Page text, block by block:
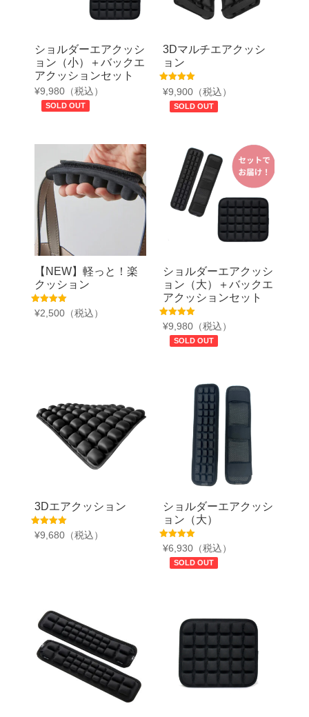
ショルダーエアクッシ
ョン（小）＋バックエ
アクッションセット
¥9,980（税込）
SOLD OUT
3Dマルチエアクッシ
ョン
5段階中
5.00
の評価
¥9,900 （税込）
SOLD OUT
【NEW】軽っと！楽
クッション
5段階中
4.75
¥2,500（税込）
ショルダーエアクッシ
ョン（大）＋バックエ
アクッションセット
5段階中
5.00
の評価
¥9,980 （税込）
SOLD OUT
3Dエアクッション
5段階中
5.00
¥9,680（税込）
ショルダーエアクッシ
ョン（大）
5段階中
4.75
の評価
¥6,930 （税込）
SOLD OUT